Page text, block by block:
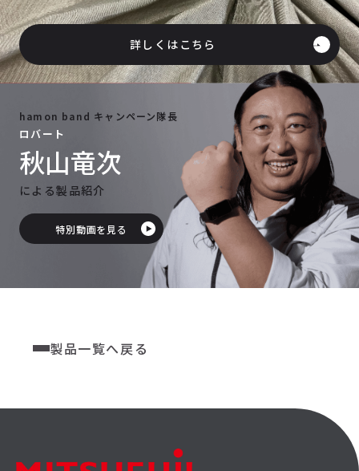
詳しくはこちら
hamon band キャンペーン隊長
ロバート
秋山竜次
による製品紹介
特別動画を見る
製品一覧へ戻る